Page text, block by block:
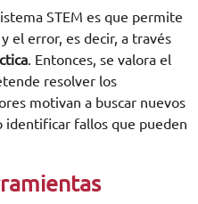
STEM es que permite
el error, es decir, a través
. Entonces, se valora el
resolver los
motivan a buscar nuevos
fallos que pueden